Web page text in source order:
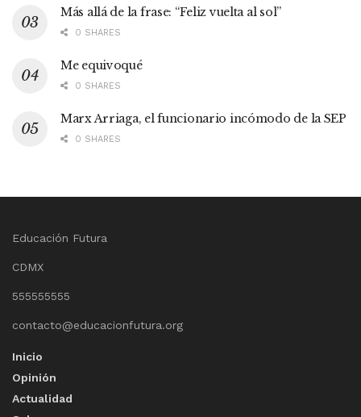
Más allá de la frase: “Feliz vuelta al sol”
0 SHARES
Me equivoqué
0 SHARES
Marx Arriaga, el funcionario incómodo de la SEP
0 SHARES
Educación Futura
CDMX
555555555
contacto@educacionfutura.org
Inicio
Opinión
Actualidad